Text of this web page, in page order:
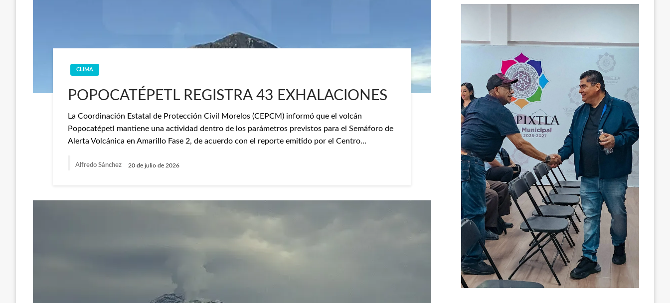
CLIMA
POPOCATÉPETL REGISTRA 43 EXHALACIONES
La Coordinación Estatal de Protección Civil Morelos (CEPCM) informó que el volcán
Popocatépetl mantiene una actividad dentro de los parámetros previstos para el Semáforo de
Alerta Volcánica en Amarillo Fase 2, de acuerdo con el reporte emitido por el Centro…
Alfredo Sánchez 20 de julio de 2026